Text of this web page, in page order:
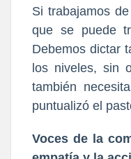
Si trabajamos
que se puede
Debemos dictar
los niveles, sin
también
puntualizó el
​Voces de la